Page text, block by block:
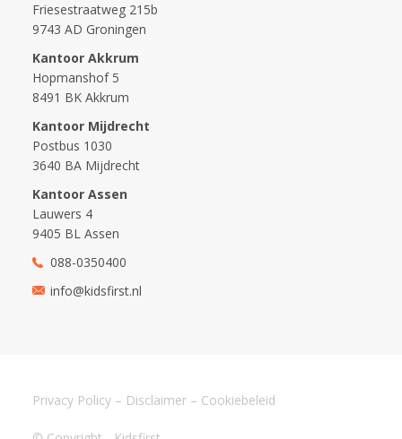
Friesestraatweg 215b
9743 AD Groningen
Kantoor Akkrum
Hopmanshof 5
8491 BK Akkrum
Kantoor Mijdrecht
Postbus 1030
3640 BA Mijdrecht
Kantoor Assen
Lauwers 4
9405 BL Assen
088-0350400
info@kidsfirst.nl
Privacy Policy – Disclaimer – Cookiebeleid